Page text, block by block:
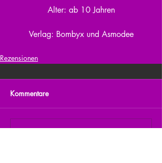
Alter: ab 10 Jahren
Verlag: Bombyx und Asmodee
Rezensionen
Kommentare